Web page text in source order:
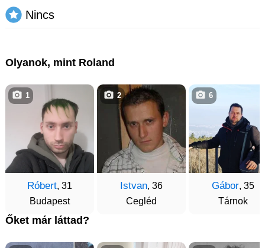
Nincs
Olyanok, mint Roland
Róbert, 31
Budapest
1
Istvan, 36
Cegléd
2
Gábor, 35
Tárnok
6
Őket már láttad?